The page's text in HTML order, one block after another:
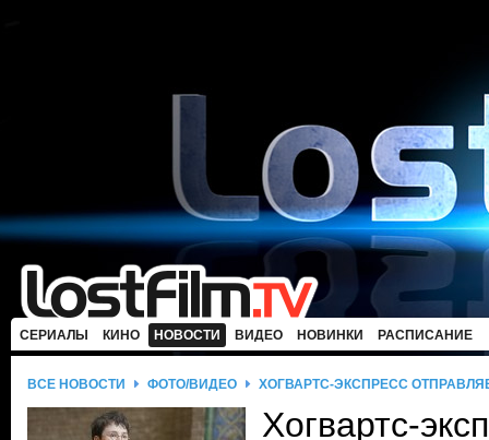
СЕРИАЛЫ КИНО НОВОСТИ ВИДЕО НОВИНКИ РАСПИСАНИЕ
ВСЕ НОВОСТИ ФОТО/ВИДЕО ХОГВАРТС-ЭКСПРЕСС
Хогвартс-